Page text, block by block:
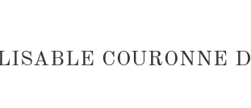
COURONNE